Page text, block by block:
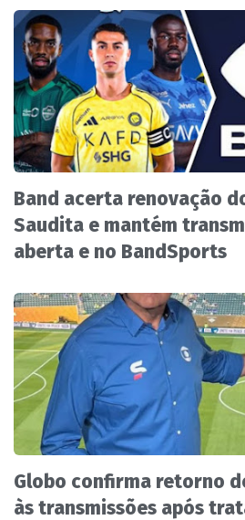
Band acerta renovação
Saudita e mantém
aberta e no BandSports
Globo confirma retorno
às transmissões após